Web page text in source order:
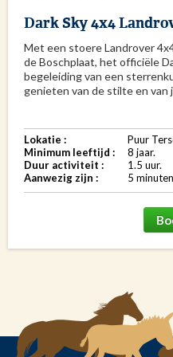
Dark Sky 4x4
Met een stoere Landrover
de Boschplaat, het officiële
begeleiding van een
genieten van de stilte en van
Drenkelingenhuisje. Per 4x4
oktober tot 1 april i.v.m.
dan sterren kijken, ADEMde
donkerste plekjes van Oost
Thijssendune met 360
landschap, BELEEF de
lichtvervuiling, BEWONDER
weer, ERVAAR de ruimte,
de dieren geluiden in de
sterrentelkaart van de
Lokatie :
Puur
Minimum leeftijd :
8 jaar.
Duur activiteit :
1.5 uur.
Aanwezig zijn :
5